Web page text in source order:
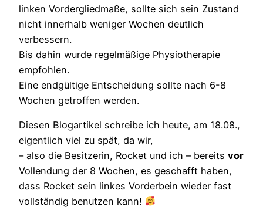
linken Vordergliedmaße, sollte sich sein Zustand
nicht innerhalb weniger Wochen deutlich
verbessern.
Bis dahin wurde regelmäßige Physiotherapie
empfohlen.
Eine endgültige Entscheidung sollte nach 6-8
Wochen getroffen werden.
Diesen Blogartikel schreibe ich heute, am 18.08.,
eigentlich viel zu spät, da wir,
– also die Besitzerin, Rocket und ich – bereits vor
Vollendung der 8 Wochen, es geschafft haben,
dass Rocket sein linkes Vorderbein wieder fast
vollständig benutzen kann!